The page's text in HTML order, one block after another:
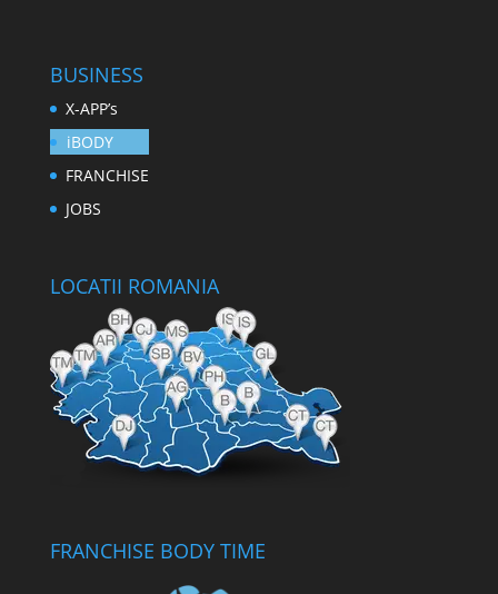
BUSINESS
X-APP’s
iBODY
FRANCHISE
JOBS
LOCATII ROMANIA
FRANCHISE BODY TIME